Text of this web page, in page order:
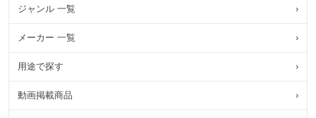
ジャンル 一覧 ›
メーカー 一覧 ›
用途で探す ›
動画掲載商品 ›